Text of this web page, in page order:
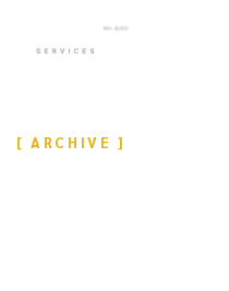
[ ARCHIVE ]